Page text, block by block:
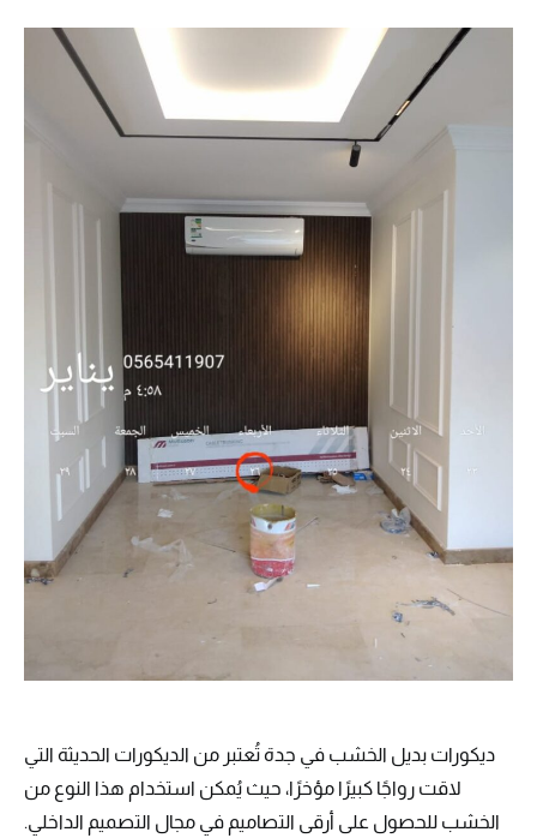
ديكورات بديل الخشب في جدة تُعتبر من الديكورات الحديثة التي
لاقت رواجًا كبيرًا مؤخرًا، حيث يُمكن استخدام هذا النوع من
الخشب للحصول على أرقى التصاميم في مجال التصميم الداخلي.